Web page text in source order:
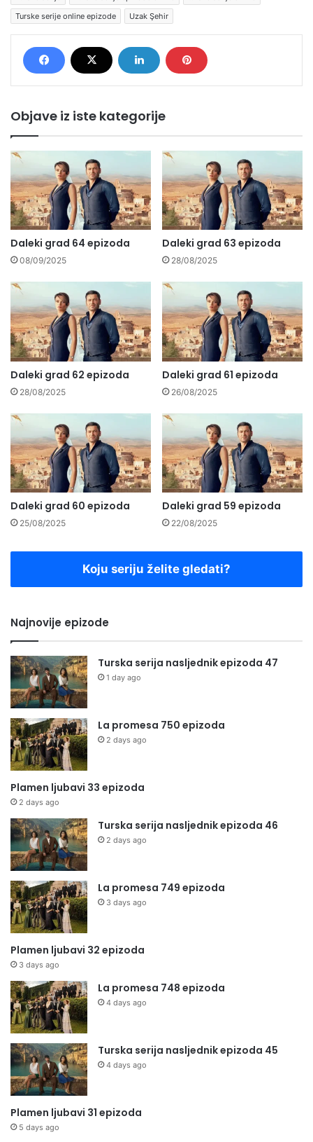
Turske serije online epizode
Uzak Şehir
Objave iz iste kategorije
Daleki grad 64 epizoda
08/09/2025
Daleki grad 63 epizoda
28/08/2025
Daleki grad 62 epizoda
28/08/2025
Daleki grad 61 epizoda
26/08/2025
Daleki grad 60 epizoda
25/08/2025
Daleki grad 59 epizoda
22/08/2025
Koju seriju želite gledati?
Najnovije epizode
Turska serija nasljednik epizoda 47
1 day ago
La promesa 750 epizoda
2 days ago
Plamen ljubavi 33 epizoda
2 days ago
Turska serija nasljednik epizoda 46
2 days ago
La promesa 749 epizoda
3 days ago
Plamen ljubavi 32 epizoda
3 days ago
La promesa 748 epizoda
4 days ago
Turska serija nasljednik epizoda 45
4 days ago
Plamen ljubavi 31 epizoda
5 days ago